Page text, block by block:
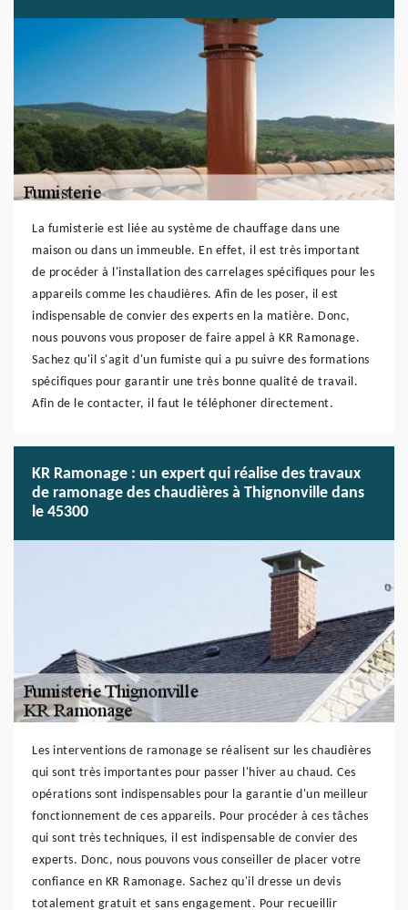
La fumisterie est liée au système de chauffage dans une
maison ou dans un immeuble. En effet, il est très important
de procéder à l'installation des carrelages spécifiques pour les
appareils comme les chaudières. Afin de les poser, il est
indispensable de convier des experts en la matière. Donc,
nous pouvons vous proposer de faire appel à KR Ramonage.
Sachez qu'il s'agit d'un fumiste qui a pu suivre des formations
spécifiques pour garantir une très bonne qualité de travail.
Afin de le contacter, il faut le téléphoner directement.
KR Ramonage : un expert qui réalise des travaux
de ramonage des chaudières à Thignonville dans
le 45300
Les interventions de ramonage se réalisent sur les chaudières
qui sont très importantes pour passer l'hiver au chaud. Ces
opérations sont indispensables pour la garantie d'un meilleur
fonctionnement de ces appareils. Pour procéder à ces tâches
qui sont très techniques, il est indispensable de convier des
experts. Donc, nous pouvons vous conseiller de placer votre
confiance en KR Ramonage. Sachez qu'il dresse un devis
totalement gratuit et sans engagement. Pour recueillir